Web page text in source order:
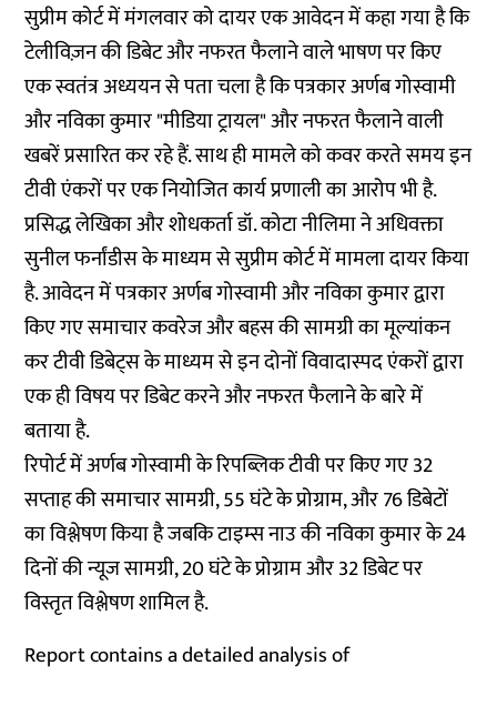
सुप्रीम कोर्ट में मंगलवार को दायर एक आवेदन में कहा गया है कि
टेलीविज़न की डिबेट और नफरत फैलाने वाले भाषण पर किए
एक स्वतंत्र अध्ययन से पता चला है कि पत्रकार अर्णब गोस्वामी
और नविका कुमार "मीडिया ट्रायल" और नफरत फैलाने वाली
खबरें प्रसारित कर रहे हैं. साथ ही मामले को कवर करते समय इन
टीवी एंकरों पर एक नियोजित कार्य प्रणाली का आरोप भी है.
प्रसिद्ध लेखिका और शोधकर्ता डॉ. कोटा नीलिमा ने अधिवक्ता
सुनील फर्नांडीस के माध्यम से सुप्रीम कोर्ट में मामला दायर किया
है. आवेदन में पत्रकार अर्णब गोस्वामी और नविका कुमार द्वारा
किए गए समाचार कवरेज और बहस की सामग्री का मूल्यांकन
कर टीवी डिबेट्स के माध्यम से इन दोनों विवादास्पद एंकरों द्वारा
एक ही विषय पर डिबेट करने और नफरत फैलाने के बारे में
बताया है.
रिपोर्ट में अर्णब गोस्वामी के रिपब्लिक टीवी पर किए गए 32
सप्ताह की समाचार सामग्री, 55 घंटे के प्रोग्राम, और 76 डिबेटों
का विश्लेषण किया है जबकि टाइम्स नाउ की नविका कुमार के 24
दिनों की न्यूज सामग्री, 20 घंटे के प्रोग्राम और 32 डिबेट पर
विस्तृत विश्लेषण शामिल है.
Report contains a detailed analysis of